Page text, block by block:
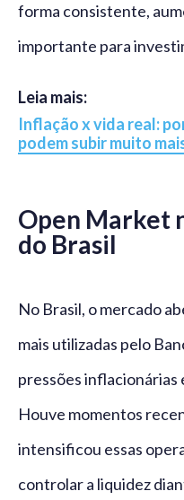
forma consistente,
importante para
Leia mais:
Inflação x vida real:
podem subir muito
Open Market
do Brasil
No Brasil, o mercado
mais utilizadas pelo
pressões inflacionárias
Houve momentos
intensificou essas
controlar a liquidez